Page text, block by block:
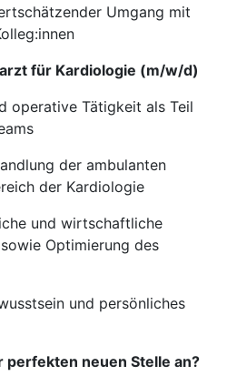
Umgang mit
für Kardiologie (m/w/d)
operative Tätigkeit als Teil
der ambulanten
der Kardiologie
und wirtschaftliche
Optimierung des
und persönliches
perfekten neuen Stelle an?